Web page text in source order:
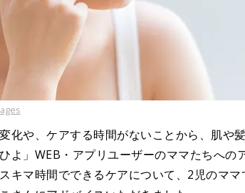
化や、ケアする時間がないことから、肌や
よ」WEB・アプリユーザーのママたちへの
キマ時間でできるケアについて、2児のマ